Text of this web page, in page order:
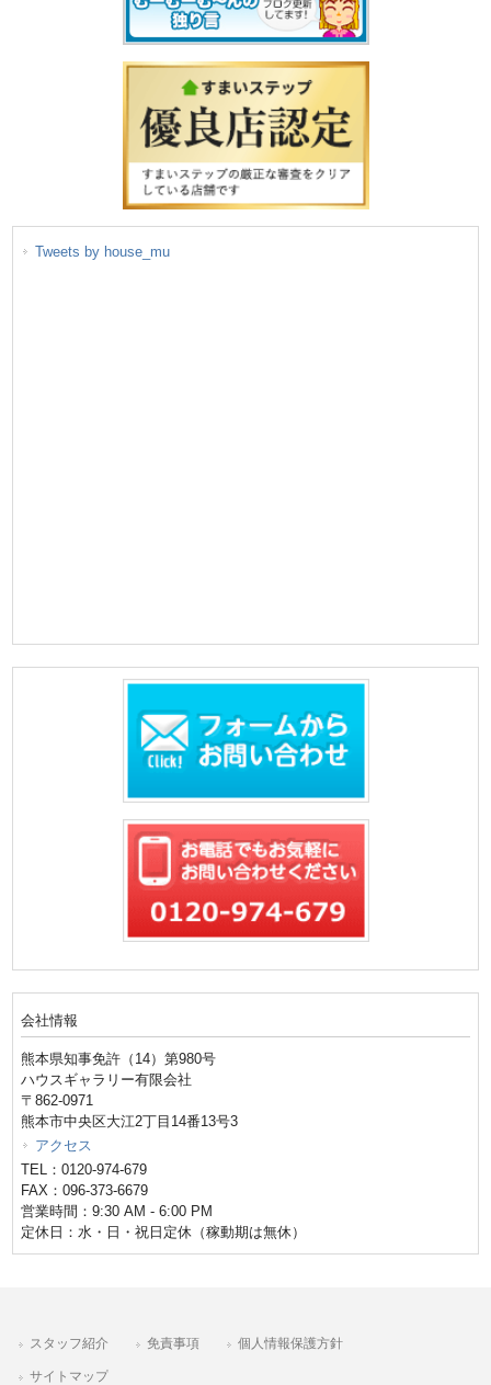
Tweets by house_mu
会社情報
熊本県知事免許（14）第980号
ハウスギャラリー有限会社
〒862-0971
熊本市中央区大江2丁目14番13号3
アクセス
TEL：0120-974-679
FAX：096-373-6679
営業時間：9:30 AM - 6:00 PM
定休日：水・日・祝日定休（稼動期は無休）
スタッフ紹介 免責事項 個人情報保護方針
サイトマップ